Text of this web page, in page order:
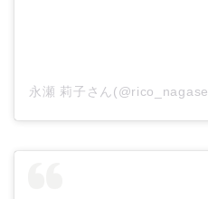
永瀬 莉子さん